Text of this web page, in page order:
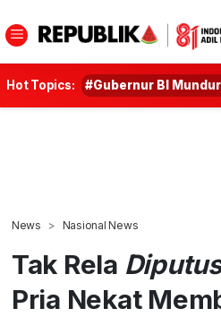
Hot Topics: #Gubernur BI Mundur
News Nasional News
Tak Rela
Pria Nekat